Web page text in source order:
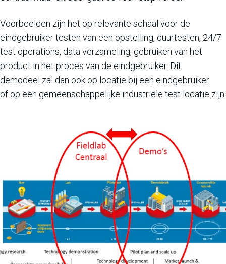
Voorbeelden zijn het op relevante schaal voor de
eindgebruiker testen van een opstelling, duurtesten, 24/7
test operations, data verzameling, gebruiken van het
product in het proces van de eindgebruiker. Dit
demodeel zal dan ook op locatie bij een eindgebruiker
of op een gemeenschappelijke industriële test locatie zijn.